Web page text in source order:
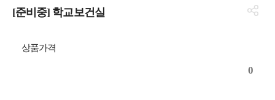
[준비중] 학교보건실
상품가격
0